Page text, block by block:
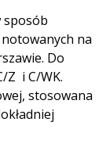
sposób
na
Do
Z i C/WK.
stosowana